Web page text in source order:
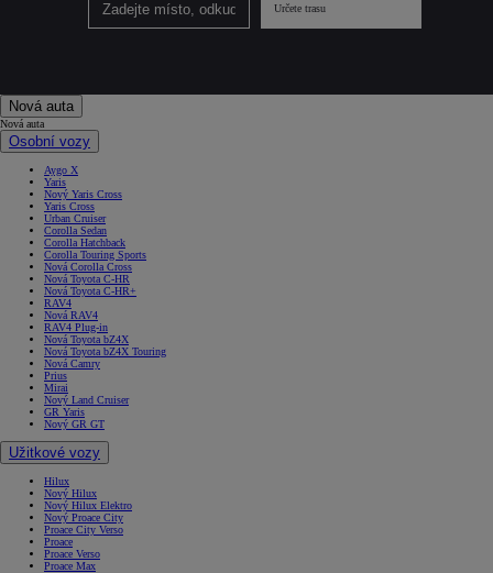
Určete trasu
Nová auta
Nová auta
Osobní vozy
Aygo X
Yaris
Nový Yaris Cross
Yaris Cross
Urban Cruiser
Corolla Sedan
Corolla Hatchback
Corolla Touring Sports
Nová Corolla Cross
Nová Toyota C-HR
Nová Toyota C-HR+
RAV4
Nová RAV4
RAV4 Plug-in
Nová Toyota bZ4X
Nová Toyota bZ4X Touring
Nová Camry
Prius
Mirai
Nový Land Cruiser
GR Yaris
Nový GR GT
Užitkové vozy
Hilux
Nový Hilux
Nový Hilux Elektro
Nový Proace City
Proace City Verso
Proace
Proace Verso
Proace Max